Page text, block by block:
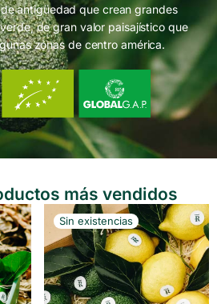
antigüedad que crean grandes
de gran valor paisajístico que
zonas de centro américa.
más vendidos